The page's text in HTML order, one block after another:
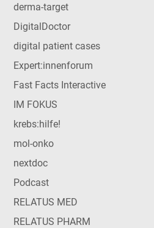
derma-target
DigitalDoctor
digital patient cases
Expert:innenforum
Fast Facts Interactive
IM FOKUS
krebs:hilfe!
mol-onko
nextdoc
Podcast
RELATUS MED
RELATUS PHARM